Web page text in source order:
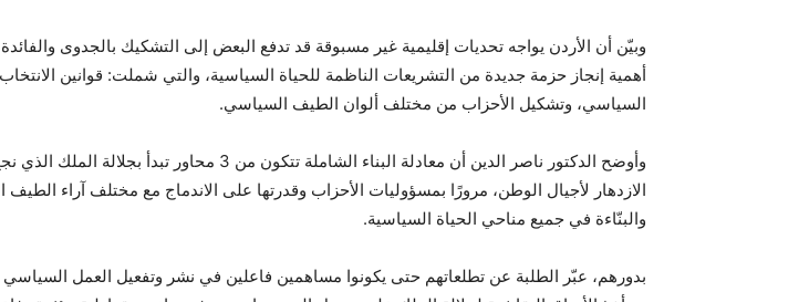
وبيّن أن الأردن يواجه تحديات إقليمية غير مسبوقة قد تدفع البعض إلى التشكيك بالجدوى
أهمية إنجاز حزمة جديدة من التشريعات الناظمة للحياة السياسية، والتي شملت: قوانين
السياسي، وتشكيل الأحزاب من مختلف ألوان الطيف السياسي.
وأوضح الدكتور ناصر الدين أن معادلة البناء
الازدهار لأجيال الوطن، مرورًا بمسؤوليات الأحزاب وقدرتها على الاندماج مع مختلف آراء
والبنّاءة في جميع مناحي الحياة السياسية.
بدورهم، عبّر الطلبة عن تطلعاتهم حتى يكونوا مساهمين فاعلين في نشر وتفعيل العمل